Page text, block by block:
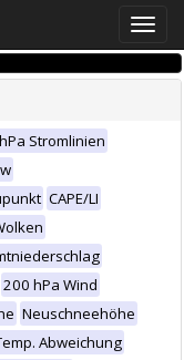
Toggle
Stromlinien
CAPE/LI
200 hPa Wind
Neuschneehöhe
Abweichung